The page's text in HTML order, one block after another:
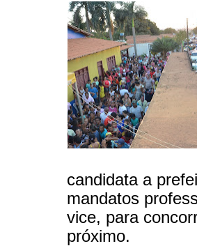
candidata a
mandatos
vice, para
próximo.